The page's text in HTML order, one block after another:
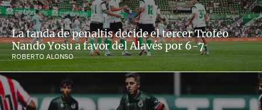
La tanda de penaltis decide el tercer Trofeo
Nando Yosu a favor del Alavés por 6-7
ROBERTO ALONSO